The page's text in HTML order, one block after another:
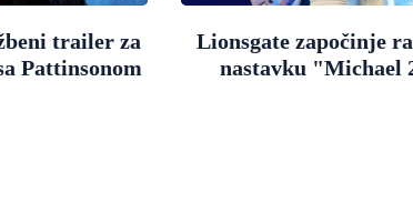
trailer za
Pattinsonom
Lionsgate započinje
nastavku "Michael